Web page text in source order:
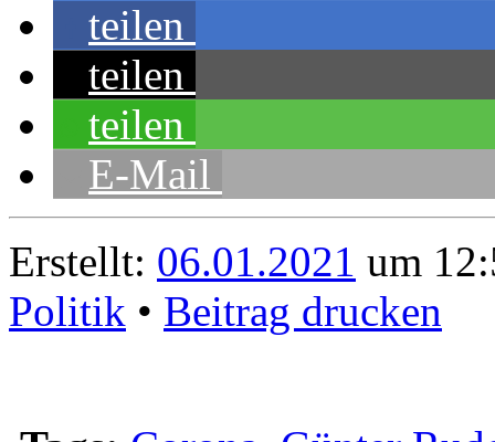
teilen
teilen
teilen
E-Mail
Erstellt: 06.01.2021 um
Politik • Beitrag drucken